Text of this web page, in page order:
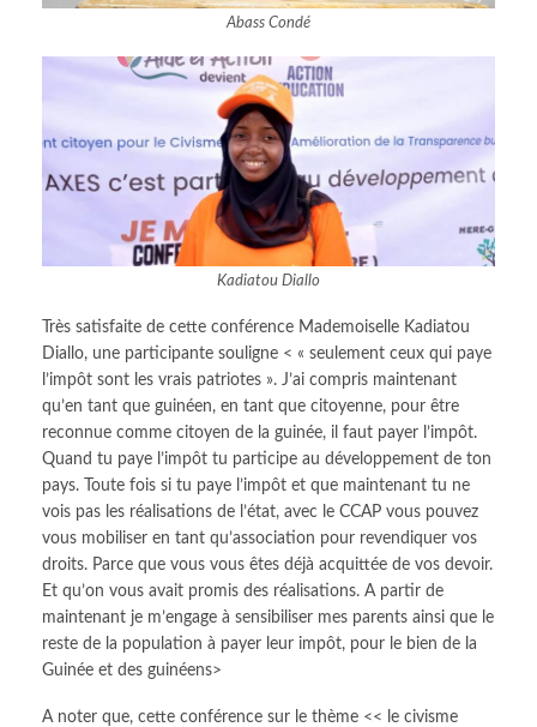
Abass Condé
Kadiatou Diallo
Très satisfaite de cette conférence Mademoiselle Kadiatou
Diallo, une participante souligne < « seulement ceux qui paye
l’impôt sont les vrais patriotes ». J’ai compris maintenant
qu’en tant que guinéen, en tant que citoyenne, pour être
reconnue comme citoyen de la guinée, il faut payer l’impôt.
Quand tu paye l’impôt tu participe au développement de ton
pays. Toute fois si tu paye l’impôt et que maintenant tu ne
vois pas les réalisations de l’état, avec le CCAP vous pouvez
vous mobiliser en tant qu’association pour revendiquer vos
droits. Parce que vous vous êtes déjà acquittée de vos devoir.
Et qu’on vous avait promis des réalisations. A partir de
maintenant je m’engage à sensibiliser mes parents ainsi que le
reste de la population à payer leur impôt, pour le bien de la
Guinée et des guinéens>
A noter que, cette conférence sur le thème << le civisme